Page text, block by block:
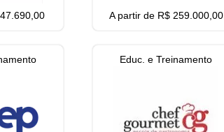
A partir de R$ 259.000,00
Educ. e Treinamento